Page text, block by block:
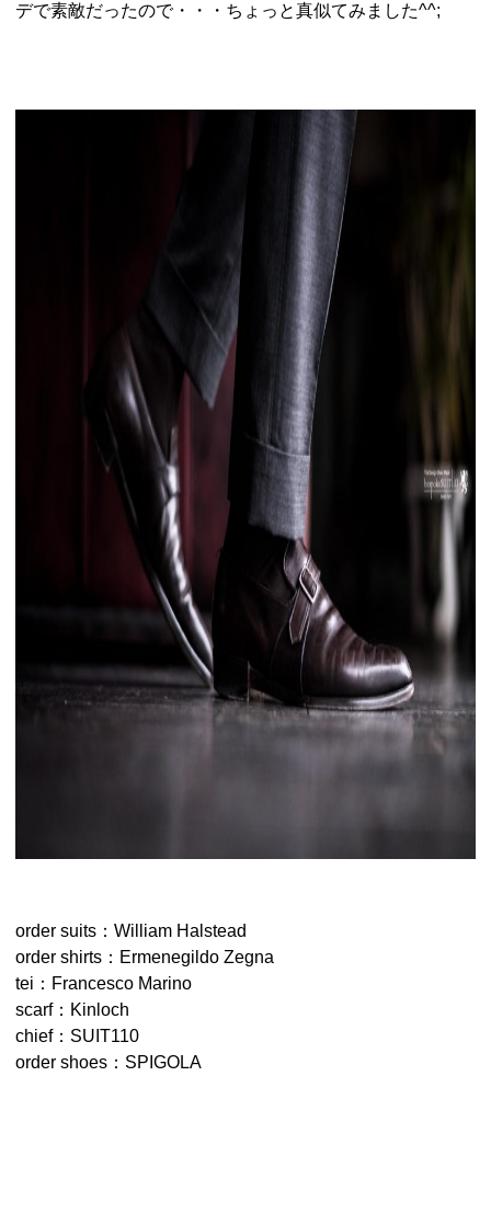
デで素敵だったので・・・ちょっと真似てみました^^;
order suits：William Halstead
order shirts：Ermenegildo Zegna
tei：Francesco Marino
scarf：Kinloch
chief：SUIT110
order shoes：SPIGOLA